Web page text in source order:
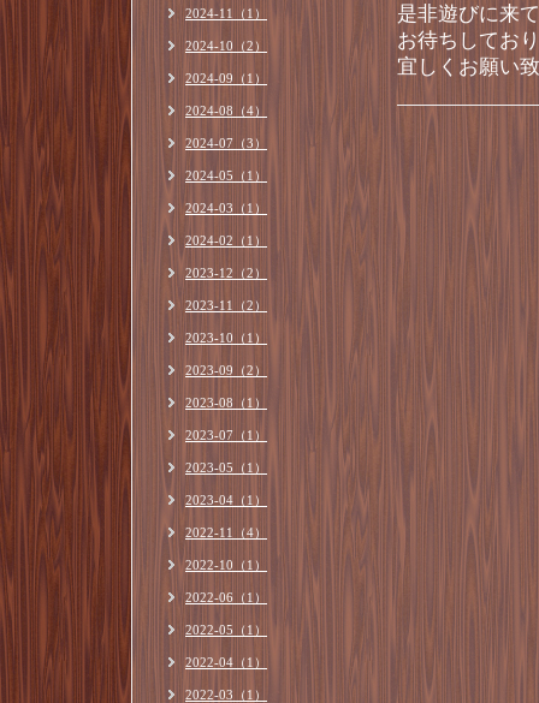
是非遊びに来
お待ちしてお
宜しくお願い
2024-11（1）
2024-10（2）
2024-09（1）
2024-08（4）
2024-07（3）
2024-05（1）
2024-03（1）
2024-02（1）
2023-12（2）
2023-11（2）
2023-10（1）
2023-09（2）
2023-08（1）
2023-07（1）
2023-05（1）
2023-04（1）
2022-11（4）
2022-10（1）
2022-06（1）
2022-05（1）
2022-04（1）
2022-03（1）